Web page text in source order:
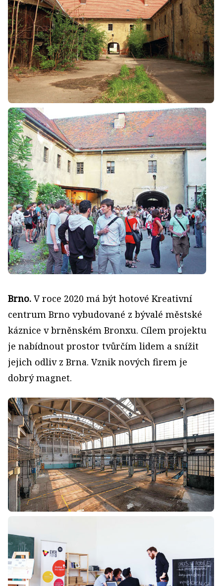
Brno. V roce 2020 má být hotové Kreativní
centrum Brno vybudované z bývalé městské
káznice v brněnském Bronxu. Cílem projektu
je nabídnout prostor tvůrčím lidem a snížit
jejich odliv z Brna. Vznik nových firem je
dobrý magnet.